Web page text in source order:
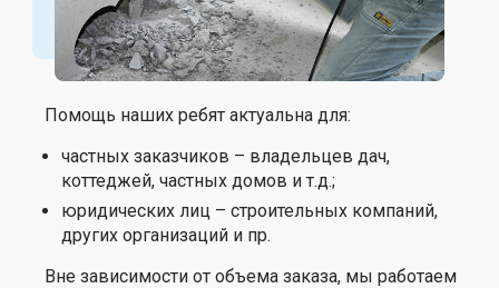
Помощь наших ребят актуальна для:
частных заказчиков – владельцев дач,
коттеджей, частных домов и т.д.;
юридических лиц – строительных компаний,
других организаций и пр.
Вне зависимости от объема заказа, мы работаем